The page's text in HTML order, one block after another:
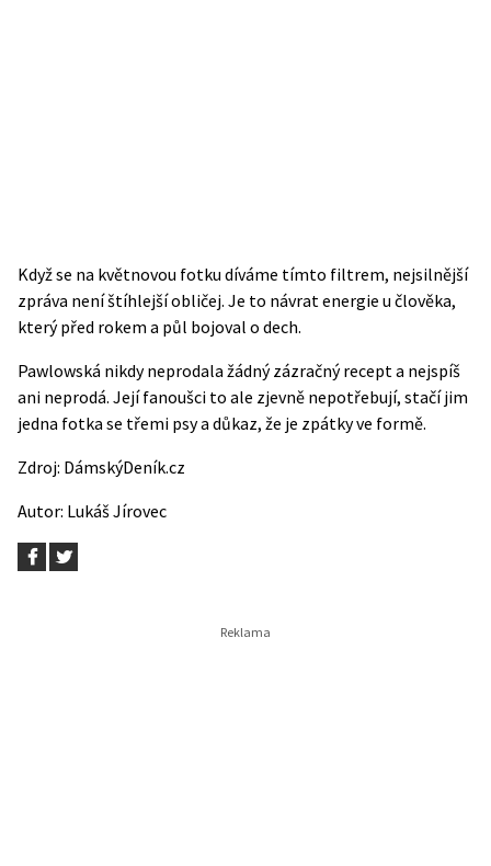
Když se na květnovou fotku díváme tímto filtrem, nejsilnější
zpráva není štíhlejší obličej. Je to návrat energie u člověka,
který před rokem a půl bojoval o dech.
Pawlowská nikdy neprodala žádný zázračný recept a nejspíš
ani neprodá. Její fanoušci to ale zjevně nepotřebují, stačí jim
jedna fotka se třemi psy a důkaz, že je zpátky ve formě.
Zdroj: DámskýDeník.cz
Autor: Lukáš Jírovec